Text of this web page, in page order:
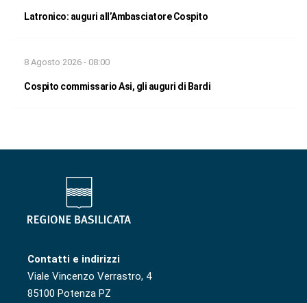
Latronico: auguri all’Ambasciatore Cospito
8 Agosto 2026 - 08:00
Cospito commissario Asi, gli auguri di Bardi
Contatti e indirizzi
Viale Vincenzo Verrastro, 4
85100 Potenza PZ